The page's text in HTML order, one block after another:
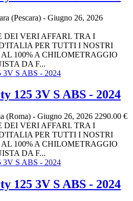
(Pescara) - Giugno 26, 2026
DEI VERI AFFARI. TRA I
PER TUTTI I NOSTRI
100% A CHILOMETRAGGIO
DA F...
125 3V S ABS - 2024
(Roma) - Giugno 26, 2026 2290.00 €
DEI VERI AFFARI. TRA I
PER TUTTI I NOSTRI
100% A CHILOMETRAGGIO
DA F...
125 3V S ABS - 2024